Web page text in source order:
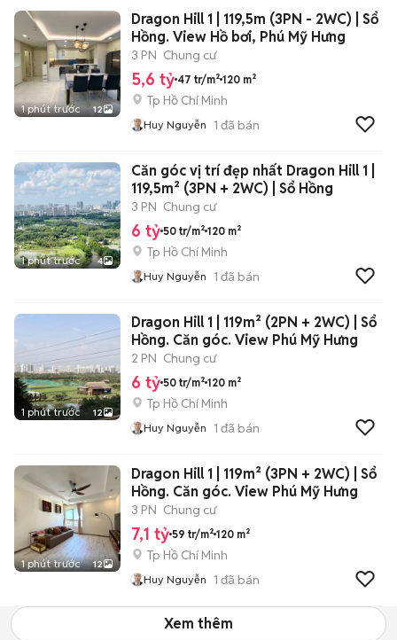
1 phút trước 12
Dragon Hill 1 | 119,5m (3PN - 2WC) | Sổ
Hồng. View Hồ bơi, Phú Mỹ Hưng
3 PN Chung cư
5,6 tỷ 47 tr/m² 120 m²
Tp Hồ Chí Minh
Huy Nguyễn 1 đã bán
1 phút trước 4
Căn góc vị trí đẹp nhất Dragon Hill 1 |
119,5m² (3PN + 2WC) | Sổ Hồng
3 PN Chung cư
6 tỷ 50 tr/m² 120 m²
Tp Hồ Chí Minh
Huy Nguyễn 1 đã bán
1 phút trước 12
Dragon Hill 1 | 119m² (2PN + 2WC) | Sổ
Hồng. Căn góc. View Phú Mỹ Hưng
2 PN Chung cư
6 tỷ 50 tr/m² 120 m²
Tp Hồ Chí Minh
Huy Nguyễn 1 đã bán
1 phút trước 12
Dragon Hill 1 | 119m² (3PN + 2WC) | Sổ
Hồng. Căn góc. View Phú Mỹ Hưng
3 PN Chung cư
7,1 tỷ 59 tr/m² 120 m²
Tp Hồ Chí Minh
Huy Nguyễn 1 đã bán
Xem thêm